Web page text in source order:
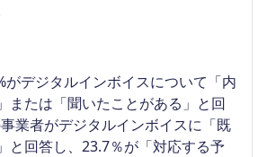
がデジタルインボイスについて「内
または「聞いたことがある」と回
業者がデジタルインボイスに「既
と回答し、23.7％が「対応する予